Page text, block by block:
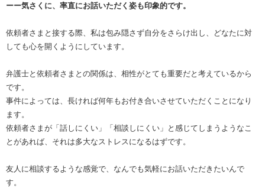
ーー気さくに、率直にお話いただく姿も印象的です。
依頼者さまと接する際、私は包み隠さず自分をさらけ出し、どなたに対
しても心を開くようにしています。
弁護士と依頼者さまとの関係は、相性がとても重要だと考えているから
です。
事件によっては、長ければ何年もお付き合いさせていただくことになり
ます。
依頼者さまが「話しにくい」「相談しにくい」と感じてしまうようなこ
とがあれば、それは多大なストレスになるはずです。
友人に相談するような感覚で、なんでも気軽にお話いただきたいんで
す。